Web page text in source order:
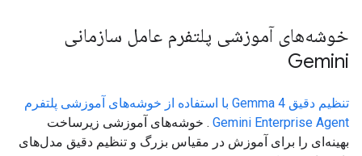
خوشه‌های آموزشی پلتفرم عامل سازمانی
Gemini
تنظیم دقیق Gemma 4 با استفاده از خوشه‌های آموزشی پلتفرم
Gemini Enterprise Agent . خوشه‌های آموزشی زیرساخت
بهینه‌ای را برای آموزش در مقیاس بزرگ و تنظیم دقیق مدل‌های